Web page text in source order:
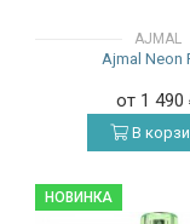
AJMAL
Ajmal Neon
от 1 490
В
НОВИНКА